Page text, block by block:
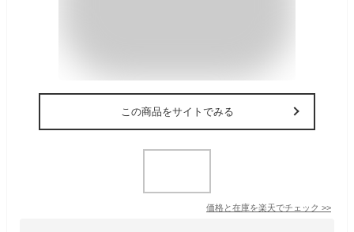
この商品をサイトでみる
価格と在庫を楽天でチェック >>